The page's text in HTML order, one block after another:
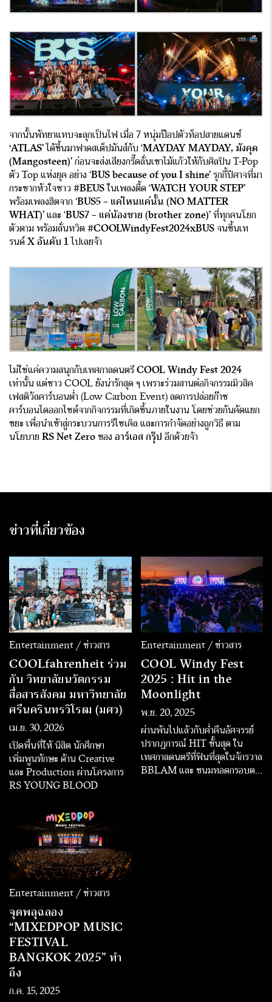
จากนั้นพัทยาแทบจะลุกเป็นไฟ เมื่อ 7 หนุ่มป๊อปตัวท็อปสายแดนซ์
‘ATLAS’ได้ขึ้นมาฟาดสเต็ปมันส์กับ ‘MAYDAY MAYDAY, มังคุด
(Mangosteen)’ ก่อนจะส่งเสียงกรี๊ดลั่นเขาไม้แก้วให้กับศิลปิน T-Pop
ตัว Top แห่งยุค อย่าง ‘BUS because of you I shine’ รุกกี้ปีศาจที่มา
กระชากหัวใจชาว #BEUSในเพลงตื้ด ‘WATCH YOUR STEP’
พร้อมเพลงฮิตจาก ‘BUS5 – แค่ไหนแค่นั้น (NO MATTER
WHAT)’ และ ‘BUS7 – แค่น้องชาย (brother zone)’ ที่ทุกคนโยก
ตัวตาม พร้อมลั่นทวิต #COOLWindyFest2024xBUS จนขึ้นเท
รนด์ X อันดับ 1ไปเลยจ้า
ไม่ใช่แค่ความสนุกกับเทศกาลดนตรี COOL Windy Fest 2024
เท่านั้น แต่ชาว COOL ยังน่ารักสุด ๆ เพราะร่วมสานต่อกิจกรรมมิวสิค
เฟสติวัลคาร์บอนต่ำ (Low Carbon Event) ลดการปล่อยก๊าซ
คาร์บอนไดออกไซด์จากกิจกรรมที่เกิดขึ้นภายในงาน โดยช่วยกันคัดแยก
ขยะ เพื่อนำเข้าสู่กระบวนการรีไซเคิล และการกำจัดอย่างถูกวิธี ตาม
นโยบาย RS Net Zero ของ อาร์เอส กรุ๊ป อีกด้วยจ้า
ข่าวที่เกี่ยวข้อง
Entertainment / ข่าวสาร
COOLfahrenheit ร่วม
กับ วิทยาลัยนวัตกรรม
สื่อสารสังคม มหาวิทยาลัย
ศรีนครินทรวิโรฒ (มศว)
เม.ย. 30, 2026
เปิดพื้นที่ให้ นิสิต นักศึกษา
เพิ่มพูนทักษะ ด้าน Creative
และ Production ผ่านโครงการ
RS YOUNG BLOOD
Entertainment / ข่าวสาร
COOL Windy Fest
2025 : Hit in the
Moonlight
พ.ย. 20, 2025
ผ่านพ้นไปแล้วกับค่ำคืนอัศจรรย์
ปรากฎการณ์ HIT ขั้นสุด ใน
เทศกาลดนตรีที่ฟินที่สุดในจักรวาล
BBLAM และ ขนมทอดกรอบตรา
Entertainment / ข่าวสาร
จุดพลุฉลอง
“MIXEDPOP MUSIC
FESTIVAL
BANGKOK 2025” ทำ
ถึง
ก.ค. 15, 2025